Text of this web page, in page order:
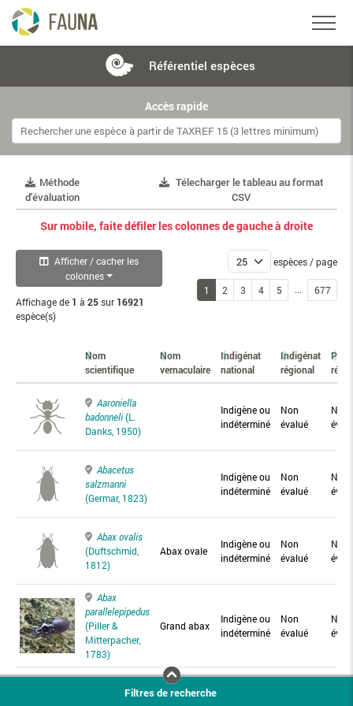
Référentiel espèces
Accès rapide
Méthode
d'évaluation
Télecharger le tableau au format
CSV
Sur mobile, faite défiler les colonnes de gauche à droite
Afficher / cacher les
colonnes
Affichage de 1 à 25sur 16921
espèce(s)
espèces / page
1 2 3 4 5 ... 677
Nom
scientifique
Nom
vernaculaire
Indigénat
national
Indigénat
régional
Aaroniella
badonneli(L.
Danks, 1950)
Indigène ou
indéterminé
Non
évalué
Non
Abacetus
salzmanni
(Germar, 1823)
Indigène ou
indéterminé
Non
évalué
Non
Abax ovalis
(Duftschmid,
1812)
Abax ovale
Indigène ou
indéterminé
Non
évalué
Non
Abax
parallelepipedus
(Piller &
Mitterpacher,
1783)
Grand abax
Indigène ou
indéterminé
Non
évalué
Non
Abax
Abax
Filtres de recherche